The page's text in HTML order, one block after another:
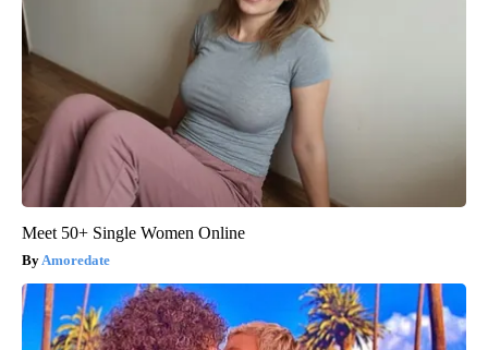
Meet 50+ Single Women Online
Amoredate